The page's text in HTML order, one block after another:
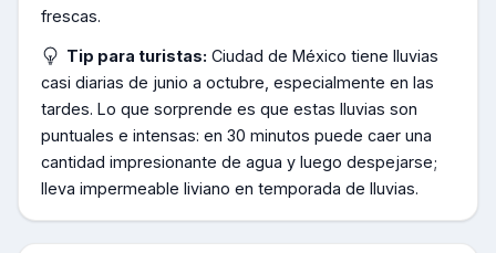
frescas.
Tip para turistas: Ciudad de México tiene lluvias
casi diarias de junio a octubre, especialmente en las
tardes. Lo que sorprende es que estas lluvias son
puntuales e intensas: en 30 minutos puede caer una
cantidad impresionante de agua y luego despejarse;
lleva impermeable liviano en temporada de lluvias.